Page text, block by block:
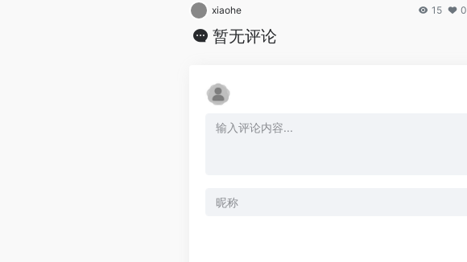
xiaohe 15 0
暂无评论